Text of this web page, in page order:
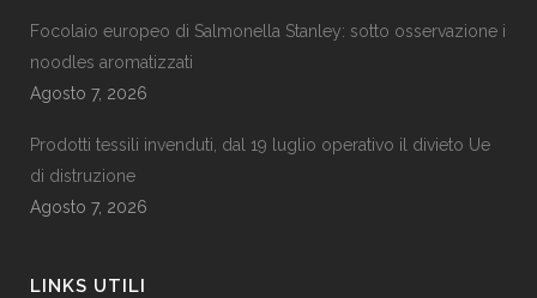
Focolaio europeo di Salmonella Stanley: sotto osservazione i
noodles aromatizzati
Agosto 7, 2026
Prodotti tessili invenduti, dal 19 luglio operativo il divieto Ue
di distruzione
Agosto 7, 2026
LINKS UTILI